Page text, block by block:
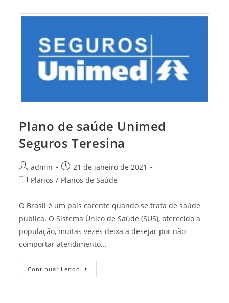
Plano de saúde Unimed
Seguros Teresina
Post
author:
admin
Post
published:
21 de janeiro de 2021
PostPlanos / Planos de Saúde
O Brasil é um país carente quando se trata de saúde
pública. O Sistema Único de Saúde (SUS), oferecido a
população, muitas vezes deixa a desejar por não
comportar atendimento…
Continuar Lendo Plano
De